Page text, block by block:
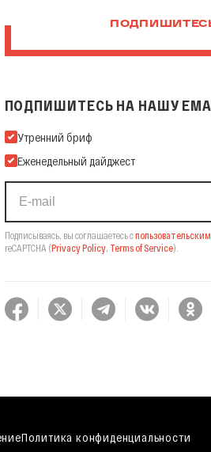
ПОДПИШИТЕСЬ НА НАШУ
Подпишитесь на нашу Email-рассылку
Утренний бриф
Еженедельный дайджест
Подписываясь, вы соглашаетесь с
reCAPTCHA (Privacy Policy, Terms of Service).
Политика конфиденциальности